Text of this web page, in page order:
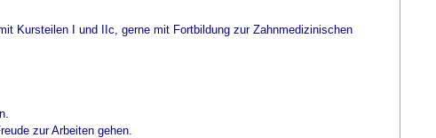
Kursteilen I und IIc, gerne mit Fortbildung zur Zahnmedizinischen
zur Arbeiten gehen.